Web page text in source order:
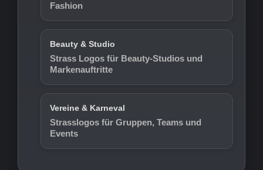
Fashion
Beauty & Studio
Strass Logos für Beauty-Studios und
Markenauftritte
Vereine & Karneval
Strasslogos für Gruppen, Teams und
Events